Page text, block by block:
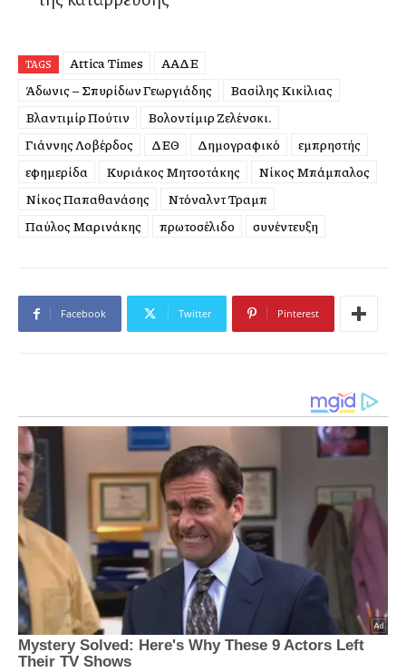
TAGS Attica Times
ΑΑΔΕ
Άδωνις – Σπυρίδων Γεωργιάδης
Βασίλης Κικίλιας
Βλαντιμίρ Πούτιν
Βολοντίμιρ Ζελένσκι.
Γιάννης Λοβέρδος
ΔΕΘ Δημογραφικό
εμπρηστής
εφημερίδα
Κυριάκος Μητσοτάκης
Νίκος Μπάμπαλος
Νίκος Παπαθανάσης
Ντόναλντ Τραμπ
Παύλος Μαρινάκης
πρωτοσέλιδο συνέντευξη
Facebook Twitter Pinterest